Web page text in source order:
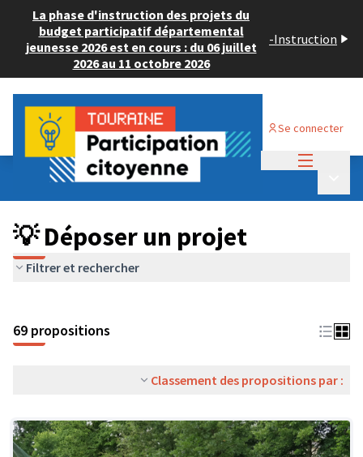
La phase d'instruction des projets du
budget participatif départemental
jeunesse 2026 est en cours : du 06 juillet
2026 au 11 octobre 2026
-Instruction
Se connecter
Budget Participatif ADULTE 2024
💡 Déposer un projet
💡 Déposer un projet
Filtrer et rechercher
69 propositions
Classement des propositions par :